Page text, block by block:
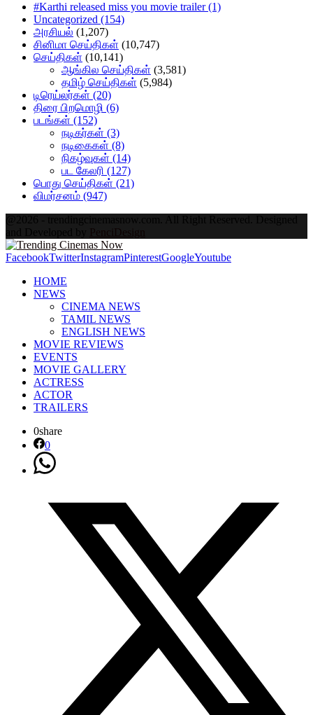
#Karthi released miss you movie trailer(1)
Uncategorized (154)
அரசியல் (1,207)
சினிமா செய்திகள் (10,747)
செய்திகள் (10,141)
ஆங்கில செய்திகள் (3,581)
தமிழ் செய்திகள் (5,984)
டிரெய்லர்கள் (20)
திரை பிறமொழி (6)
படங்கள் (152)
நடிகர்கள் (3)
நடிகைகள் (8)
நிகழ்வுகள் (14)
பட கேலரி (127)
பொது செய்திகள் (21)
விமர்சனம் (947)
@2026 - trendingcinemasnow.com. All Right Reserved. Designed
and Developed by PenciDesign
FacebookTwitterInstagramPinterestGoogleYoutube
HOME
NEWS
CINEMA NEWS
TAMIL NEWS
ENGLISH NEWS
MOVIE REVIEWS
EVENTS
MOVIE GALLERY
ACTRESS
ACTOR
TRAILERS
0share
0